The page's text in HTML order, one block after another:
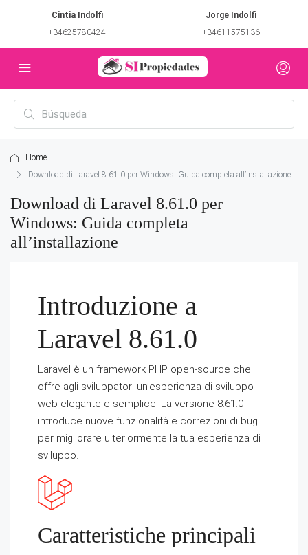
Cintia Indolfi
+34625780424
Jorge Indolfi
+34611575136
Home
Download di Laravel 8.61.0 per Windows: Guida completa all’installazione
Download di Laravel 8.61.0 per
Windows: Guida completa
all’installazione
Introduzione a
Laravel 8.61.0
Laravel è un framework PHP open-source che
offre agli sviluppatori un’esperienza di sviluppo
web elegante e semplice. La versione 8.61.0
introduce nuove funzionalità e correzioni di bug
per migliorare ulteriormente la tua esperienza di
sviluppo.
Caratteristiche principali